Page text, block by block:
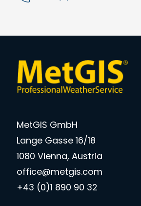
MetGIS GmbH
Lange Gasse 16/18
1080 Vienna, Austria
office@metgis.com
+43 (0)1 890 90 32